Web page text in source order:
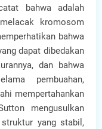
bahwa adalah
kromosom
bahwa
dapat dibedakan
dan bahwa
pembuahan,
mempertahankan
mengusulkan
yang stabil,